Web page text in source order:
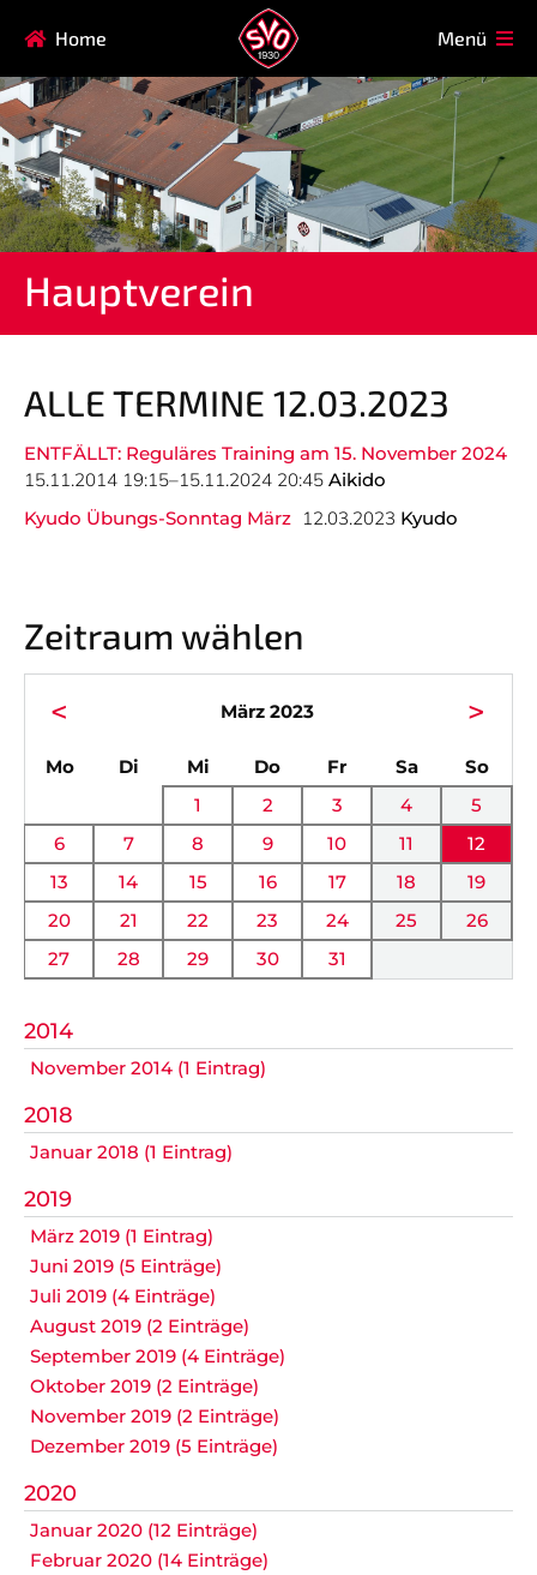
Home Menü
Hauptverein
ALLE TERMINE 12.03.2023
ENTFÄLLT: Reguläres Training am 15. November 2024
15.11.2014 19:15–15.11.2024 20:45 Aikido
Kyudo Übungs-Sonntag März 12.03.2023 Kyudo
Zeitraum wählen
< März 2023 >
Montag Dienstag
Mittwoch
Donnerstag
Freitag SamstagSo
1
2 3 4
5
6
7 8 9 10 11
12
13
14 15 16 17 18
19
20
21 22 23 24 25
26
27
28 29 30 31
2014
November 2014 (1 Eintrag)
2018
Januar 2018 (1 Eintrag)
2019
März 2019 (1 Eintrag)
Juni 2019 (5 Einträge)
Juli 2019 (4 Einträge)
August 2019 (2 Einträge)
September 2019 (4 Einträge)
Oktober 2019 (2 Einträge)
November 2019 (2 Einträge)
Dezember 2019 (5 Einträge)
2020
Januar 2020 (12 Einträge)
Februar 2020 (14 Einträge)
Navigation
überspringen
HAUPTVEREIN
MITGLIEDSCHAFT
FAQ
Navigation
überspringen
AIKIDO
EISSTOCK
FITNESSKURSE
FUSSBALL
GARDE
GESUNDHEITSSPORT
KINDERTURNEN
KYUDO
REHASPORT
TAEKWONDO
TENNIS
Navigation
überspringen
SVO
Ehrenmitglieder
Verwaltung Intern
INFO
Anfahrt
Fanshop
VEREIN
Vereinssatzung
Schutzkonzept
Impressum
KOOPERATIONEN
Förderverein
AOK Bayern
Nicht das Richtige gefunden?
Bitte nehmen Sie Kontakt mit uns auf. Wir helfen
gerne weiter.
post@svo.germaringen.de
Navigation
überspringen
Anfahrt Impressum